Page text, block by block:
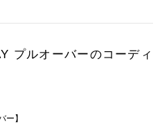
プルオーバーのコーディ
ー】